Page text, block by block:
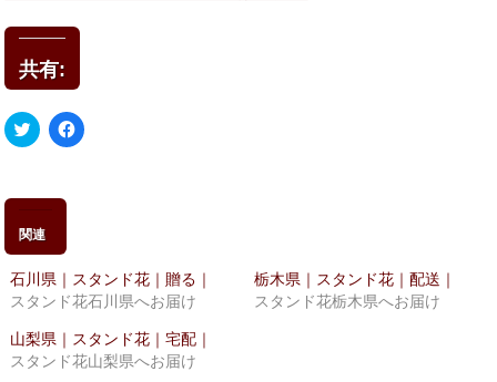
共有:
ク
リ
て
で
共
有
(新
し
い
ウ
ィ
ン
ド
ウ
Facebook
で
ッ
ク
し
て
だ
さ
い
関連
石川県｜スタンド花｜贈る｜
スタンド花石川県へお届け
栃木県｜スタンド花｜配送｜
スタンド花栃木県へお届け
山梨県｜スタンド花｜宅配｜
スタンド花山梨県へお届け